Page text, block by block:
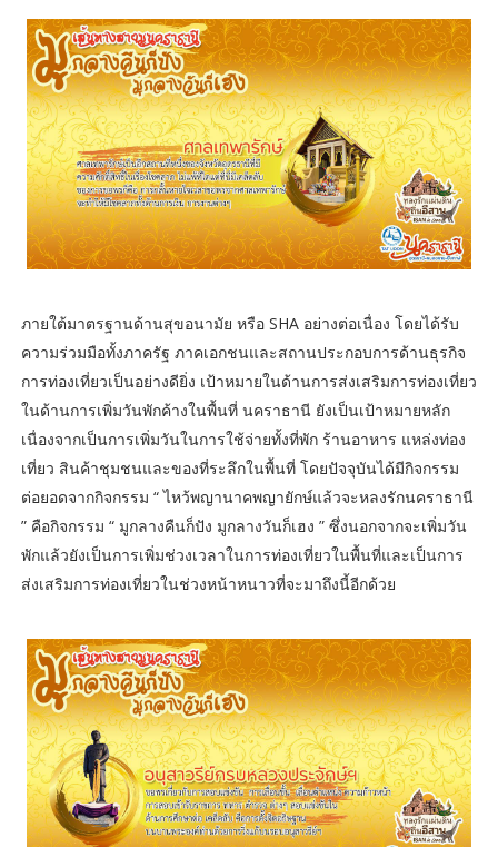
ภายใต้มาตรฐานด้านสุขอนามัย หรือ SHA อย่างต่อเนื่อง โดยได้รับ
ความร่วมมือทั้งภาครัฐ ภาคเอกชนและสถานประกอบการด้านธุรกิจ
การท่องเที่ยวเป็นอย่างดียิ่ง เป้าหมายในด้านการส่งเสริมการท่องเที่ยว
ในด้านการเพิ่มวันพักค้างในพื้นที่ นคราธานี ยังเป็นเป้าหมายหลัก
เนื่องจากเป็นการเพิ่มวันในการใช้จ่ายทั้งที่พัก ร้านอาหาร แหล่งท่อง
เที่ยว สินค้าชุมชนและของที่ระลึกในพื้นที่ โดยปัจจุบันได้มีกิจกรรม
ต่อยอดจากกิจกรรม “ ไหว้พญานาคพญายักษ์แล้วจะหลงรักนคราธานี
” คือกิจกรรม “ มูกลางคืนก็ปัง มูกลางวันก็เฮง ” ซึ่งนอกจากจะเพิ่มวัน
พักแล้วยังเป็นการเพิ่มช่วงเวลาในการท่องเที่ยวในพื้นที่และเป็นการ
ส่งเสริมการท่องเที่ยวในช่วงหน้าหนาวที่จะมาถึงนี้อีกด้วย